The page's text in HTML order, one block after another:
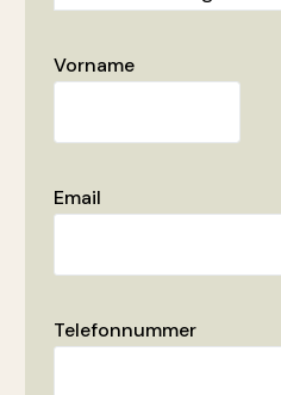
Vorname
Email
Telefonnummer